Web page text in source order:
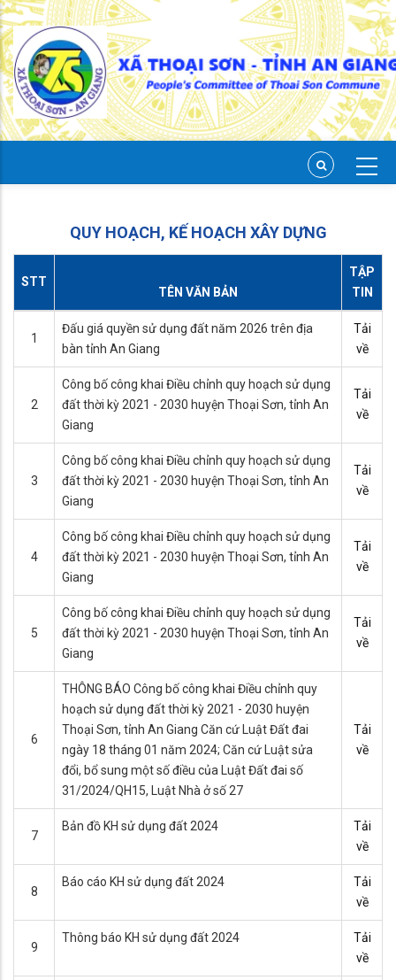
Skip
to
main
content
QUY HOẠCH, KẾ HOẠCH XÂY DỰNG
STT
TÊN VĂN BẢN
TẬP
TIN
1
Đấu giá quyền sử dụng đất năm 2026 trên địa
bàn tỉnh An Giang
Tải
về
2
Công bố công khai Điều chỉnh quy hoạch sử dụng
đất thời kỳ 2021 - 2030 huyện Thoại Sơn, tỉnh An
Giang
Tải
về
3
Công bố công khai Điều chỉnh quy hoạch sử dụng
đất thời kỳ 2021 - 2030 huyện Thoại Sơn, tỉnh An
Giang
Tải
về
4
Công bố công khai Điều chỉnh quy hoạch sử dụng
đất thời kỳ 2021 - 2030 huyện Thoại Sơn, tỉnh An
Giang
Tải
về
5
Công bố công khai Điều chỉnh quy hoạch sử dụng
đất thời kỳ 2021 - 2030 huyện Thoại Sơn, tỉnh An
Giang
Tải
về
6
THÔNG BÁO Công bố công khai Điều chỉnh quy
hoạch sử dụng đất thời kỳ 2021 - 2030 huyện
Thoại Sơn, tỉnh An Giang Căn cứ Luật Đất đai
ngày 18 tháng 01 năm 2024; Căn cứ Luật sửa
đổi, bổ sung một số điều của Luật Đất đai số
31/2024/QH15, Luật Nhà ở số 27
Tải
về
7
Bản đồ KH sử dụng đất 2024
Tải
về
8
Báo cáo KH sử dụng đất 2024
Tải
về
9
Thông báo KH sử dụng đất 2024
Tải
về